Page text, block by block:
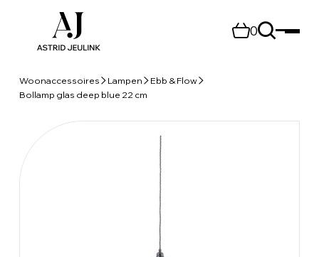
0
Woonaccessoires Lampen
Ebb & Flow
Bollamp glas deep blue 22 cm